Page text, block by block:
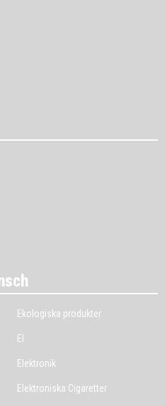
Ekologiska produkter
El
Elektronik
Elektroniska Cigaretter